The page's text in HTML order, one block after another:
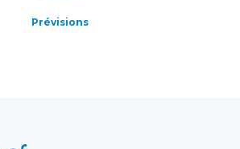
Prévisions